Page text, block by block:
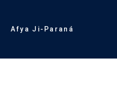
Afya Ji-Paraná